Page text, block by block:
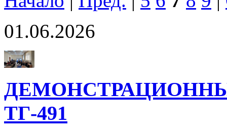
01.06.2026
ТГ-491